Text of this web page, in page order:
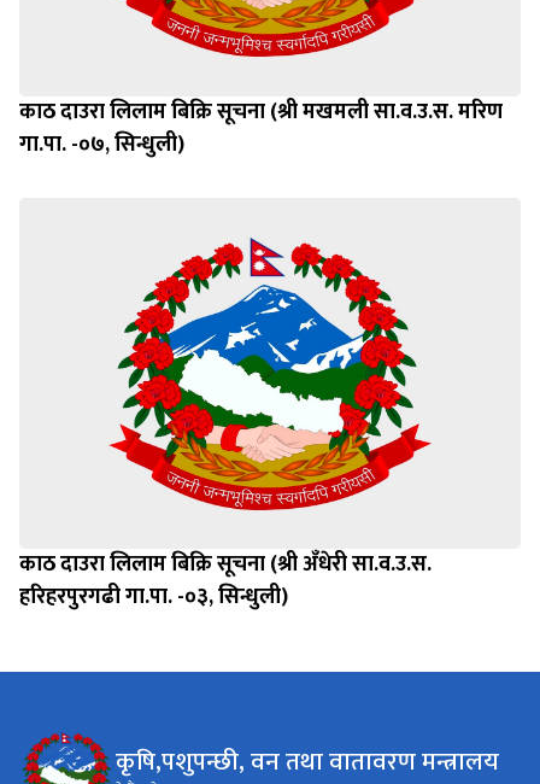
काठ दाउरा लिलाम बिक्रि सूचना (श्री मखमली सा.व.उ.स. मरिण
गा.पा. -०७, सिन्धुली)
काठ दाउरा लिलाम बिक्रि सूचना (श्री अँधेरी सा.व.उ.स.
हरिहरपुरगढी गा.पा. -०३, सिन्धुली)
कृषि,पशुपन्छी, वन तथा वातावरण मन्त्रालय